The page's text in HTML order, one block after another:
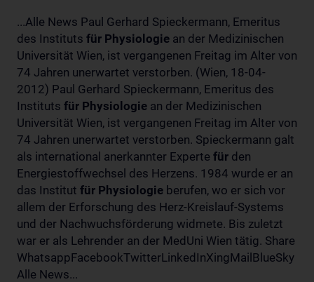
...Alle News Paul Gerhard Spieckermann, Emeritus
des Instituts für Physiologie an der Medizinischen
Universität Wien, ist vergangenen Freitag im Alter von
74 Jahren unerwartet verstorben. (Wien, 18-04-
2012) Paul Gerhard Spieckermann, Emeritus des
Instituts für Physiologie an der Medizinischen
Universität Wien, ist vergangenen Freitag im Alter von
74 Jahren unerwartet verstorben. Spieckermann galt
als international anerkannter Experte für den
Energiestoffwechsel des Herzens. 1984 wurde er an
das Institut für Physiologie berufen, wo er sich vor
allem der Erforschung des Herz-Kreislauf-Systems
und der Nachwuchsförderung widmete. Bis zuletzt
war er als Lehrender an der MedUni Wien tätig. Share
WhatsappFacebookTwitterLinkedInXingMailBlueSky
Alle News...